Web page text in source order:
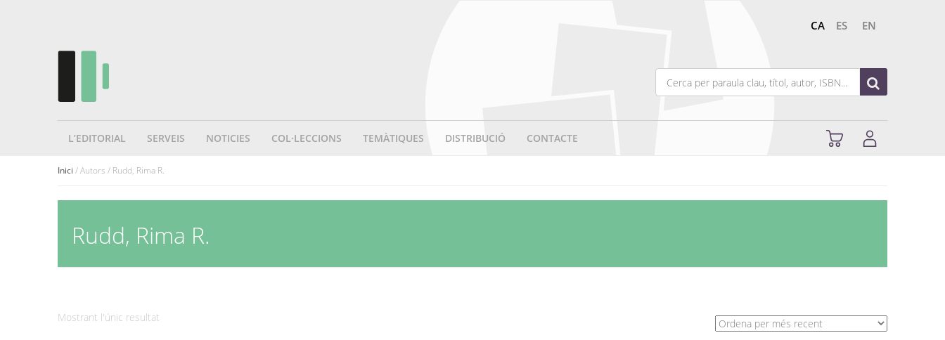
CA ES EN
L’EDITORIAL SERVEIS NOTICIES COL·LECCIONS TEMÀTIQUES DISTRIBUCIÓ CONTACTE
Inici / Autors / Rudd, Rima R.
Rudd, Rima R.
Mostrant l'únic resultat